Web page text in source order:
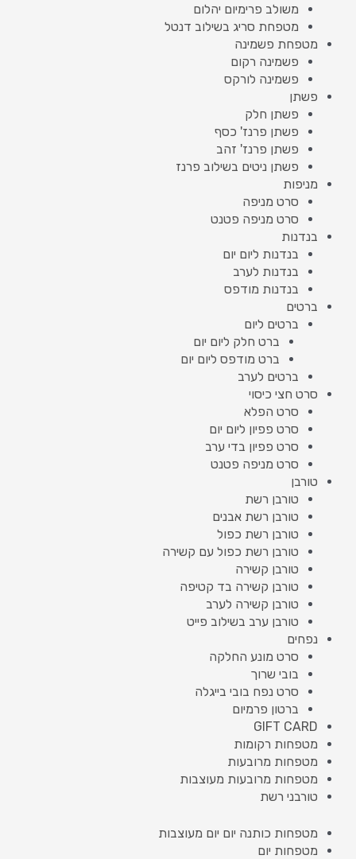
משולב פרימיום יהלום
מטפחת סריג בשילוב דנטל
מטפחת פשמינה
פשמינה רקום
פשמינה לורקס
פשתן
פשתן חלק
פשתן פרנז' כסף
פשתן פרנז' זהב
פשתן ניטים בשילוב פרנז
מניפות
סרט מניפה
סרט מניפה פטנט
בנדנות
בנדנות ליום יום
בנדנות לערב
בנדנות מודפס
ברטים
ברטים ליום
ברט חלק ליום יום
ברט מודפס ליום יום
ברטים לערב
סרט חצי כיסוי
סרט הפלא
סרט פפיון ליום יום
סרט פפיון בדי ערב
סרט מניפה פטנט
טורבן
טורבן רשת
טורבן רשת אבנים
טורבן רשת כפול
טורבן רשת כפול עם קשירה
טורבן קשירה
טורבן קשירה בד קטיפה
טורבן קשירה לערב
טורבן ערב בשילוב פייט
נפחים
סרט מונע החלקה
בובי שרוך
סרט נפח בובי בייגלה
ברטון פרמיום
GIFT CARD
מטפחות רקומות
מטפחות מרובעות
מטפחות מרובעות מעוצבות
טורבני רשת
מטפחות כותנה יום יום מעוצבות
מטפחות יום